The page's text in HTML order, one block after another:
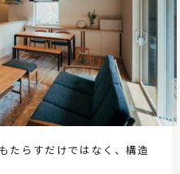
たらすだけではなく、構造